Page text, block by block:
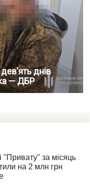
днів
— ДБР